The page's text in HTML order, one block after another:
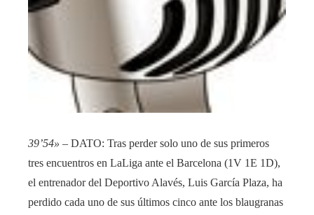
39’54» – DATO: Tras perder solo uno de sus primeros
tres encuentros en LaLiga ante el Barcelona (1V 1E 1D),
el entrenador del Deportivo Alavés, Luis García Plaza, ha
perdido cada uno de sus últimos cinco ante los blaugranas